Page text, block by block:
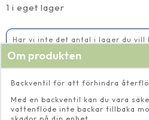
1 i eget lager
40
mm
Har vi inte det antal i lager du vill
Om produkten
Backventil för att förhindra
Med en backventil kan du vara
vattenflöde inte backar tillbaka